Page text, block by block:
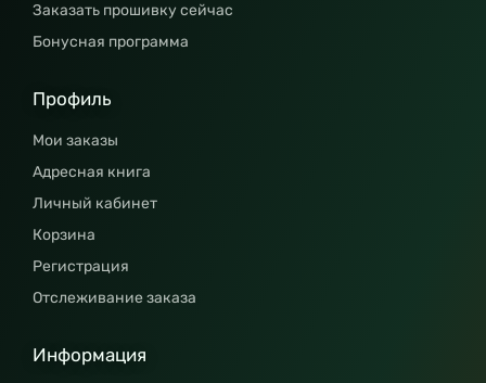
Заказать прошивку сейчас
Бонусная программа
Профиль
Мои заказы
Адресная книга
Личный кабинет
Корзина
Регистрация
Отслеживание заказа
Информация